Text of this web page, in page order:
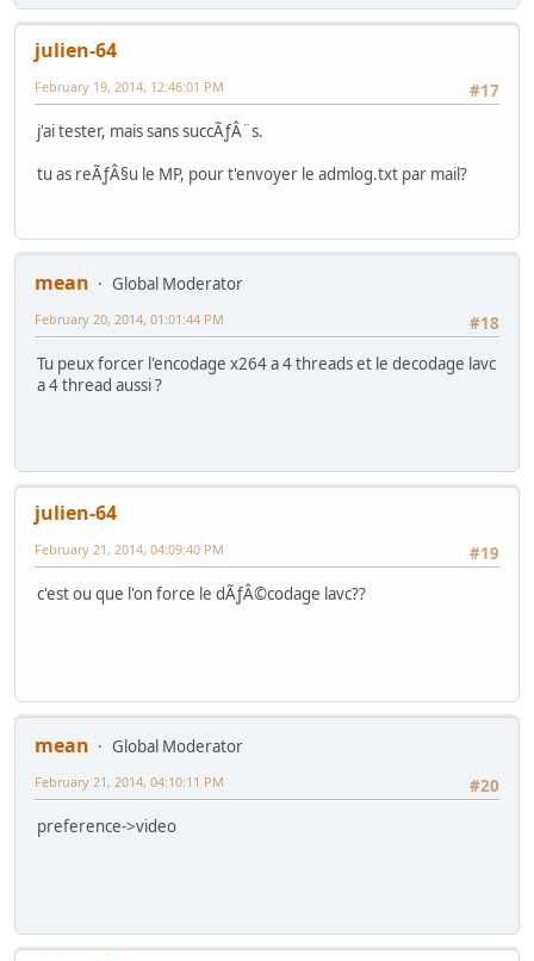
julien-64
#17
February 19, 2014, 12:46:01 PM
j'ai tester, mais sans succÃƒÂ¨s.
tu as reÃƒÂ§u le MP, pour t'envoyer le admlog.txt par mail?
mean
Global Moderator
#18
February 20, 2014, 01:01:44 PM
Tu peux forcer l'encodage x264 a 4 threads et le decodage lavc
a 4 thread aussi ?
julien-64
#19
February 21, 2014, 04:09:40 PM
c'est ou que l'on force le dÃƒÂ©codage lavc??
mean
Global Moderator
#20
February 21, 2014, 04:10:11 PM
preference->video